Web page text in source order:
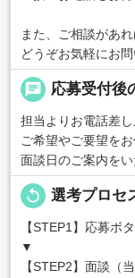
また、ご相談があ
どうぞお気軽にお
chat 応募受付後
担当よりお電話差し
ご希望やご要望をお
面談日のご案内をい
replay 選考プロセ
【STEP1】応募ボ
▼
【STEP2】面談（